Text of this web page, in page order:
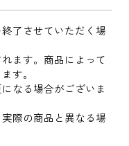
了させていただく場
ます。商品によって
す。
なる場合がございま
際の商品と異なる場